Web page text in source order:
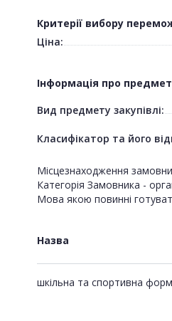
Критерії вибору
Ціна:
Інформація про предмет
Вид предмету закупівлі:
Класифікатор та його
Місцезнаходження
Категорія Замовника -
Мова якою повинні
Назва
шкільна та спортивна